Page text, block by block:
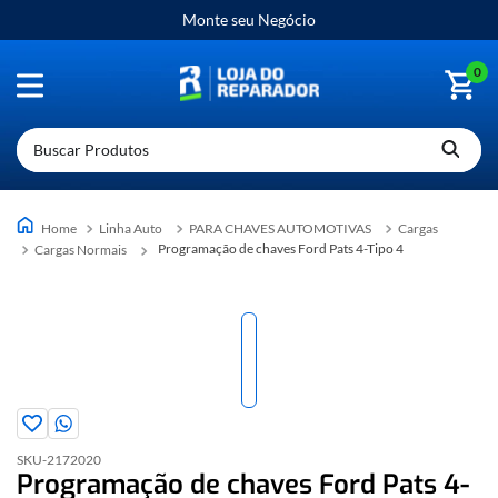
Monte seu Negócio
0
Buscar Produtos
Linha Auto PARA CHAVES AUTOMOTIVAS
Cargas
Cargas Normais
Programação de chaves Ford Pats 4-Tipo 4
SKU-2172020
Programação de chaves Ford Pats 4-